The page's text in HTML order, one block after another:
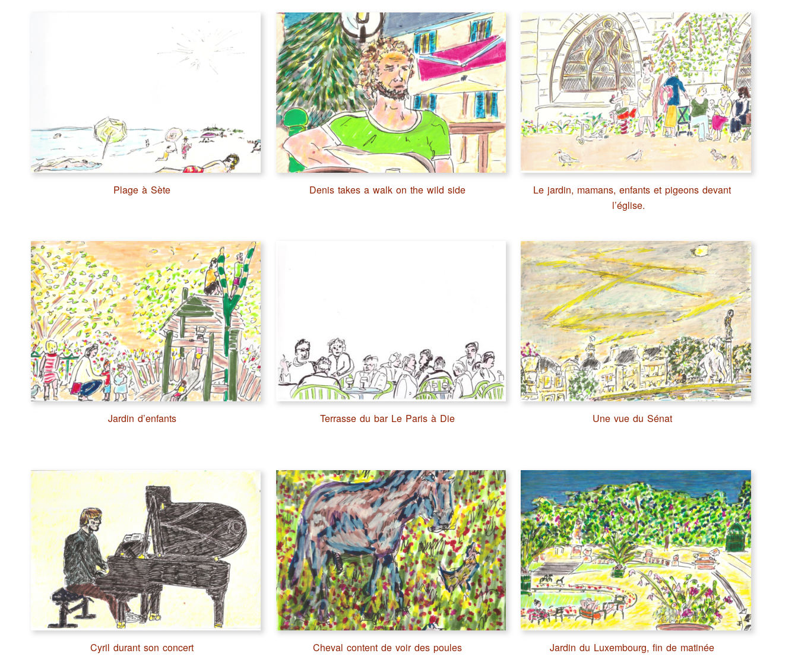
Plage à Sète Denis takes a walk on the wild side
Le jardin, mamans, enfants et pigeons devant
l’église.
Jardin d’enfants Terrasse du bar Le Paris à Die Une vue du Sénat
Cyril durant son concert Cheval content de voir des poules Jardin du Luxembourg, fin de matinée